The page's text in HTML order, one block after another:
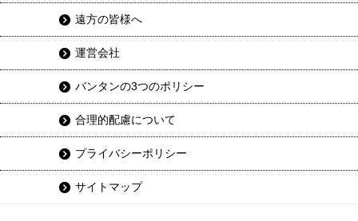
遠方の皆様へ
運営会社
バンタンの3つのポリシー
合理的配慮について
プライバシーポリシー
サイトマップ